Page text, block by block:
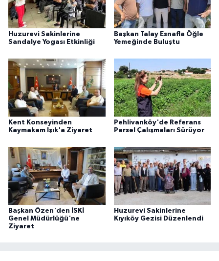
Huzurevi Sakinlerine
Sandalye Yogası Etkinliği
Başkan Talay Esnafla Öğle
Yemeğinde Buluştu
Kent Konseyinden
Kaymakam Işık'a Ziyaret
Pehlivanköy'de Referans
Parsel Çalışmaları Sürüyor
Başkan Özen'den İSKİ
Genel Müdürlüğü'ne
Ziyaret
Huzurevi Sakinlerine
Kıyıköy Gezisi Düzenlendi